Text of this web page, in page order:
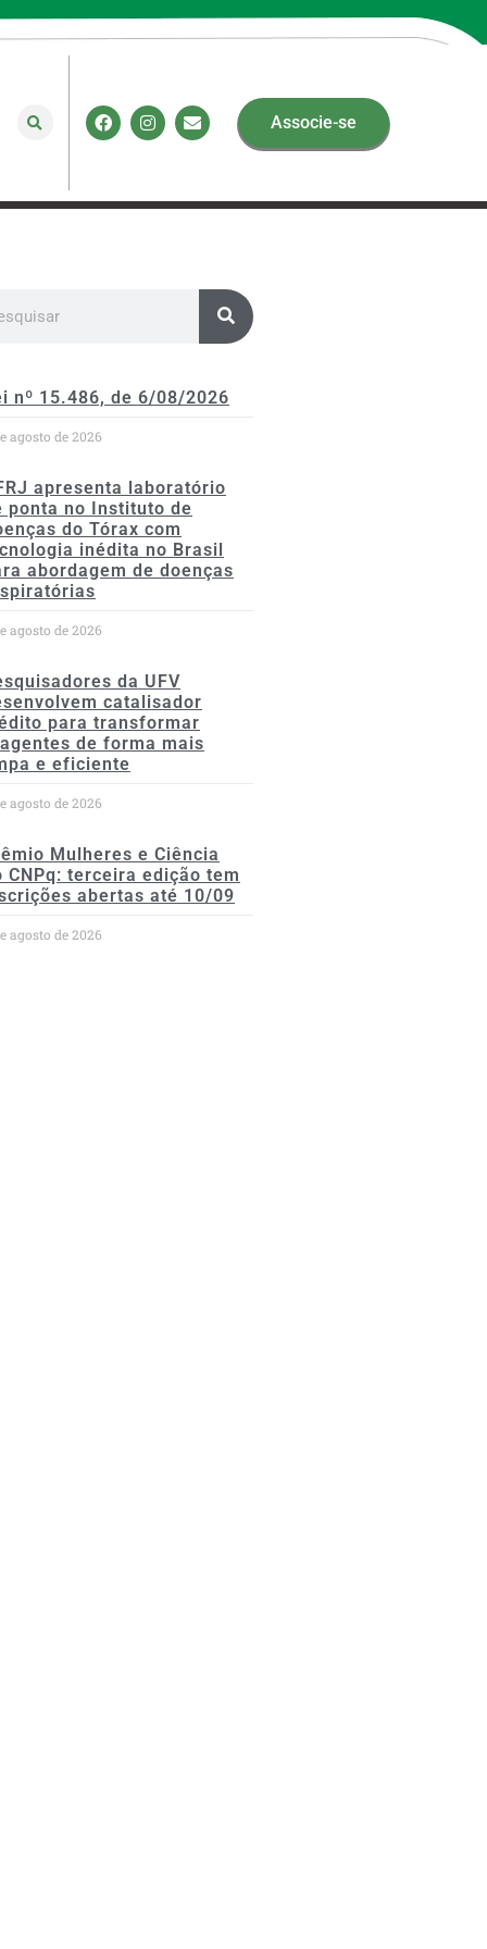
Associe-se
nº 15.486, de 6/08/2026
agosto de 2026
apresenta laboratório
ponta no Instituto de
do Tórax com
inédita no Brasil
abordagem de doenças
agosto de 2026
da UFV
catalisador
para transformar
de forma mais
e eficiente
agosto de 2026
Mulheres e Ciência
CNPq: terceira edição tem
abertas até 10/09
agosto de 2026